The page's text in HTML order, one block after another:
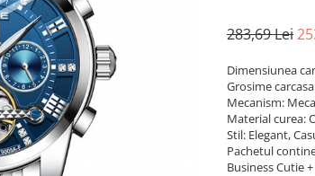
283,69 Lei
Dimensiunea
Grosime
Mecanism:
Material curea:
Stil: Elegant,
Pachetul
Business Cutie